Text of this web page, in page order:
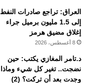
العراق: تراجع صادرات النفط
إلى 1.5 مليون برميل جراء
إغلاق مضيق هرمز
8 أغسطس، 2026
د.تامر المغازي يكتب: حين
نضجت.. تغير كل شيء وماذا
وجدت بعد أن تركت؟ (2)